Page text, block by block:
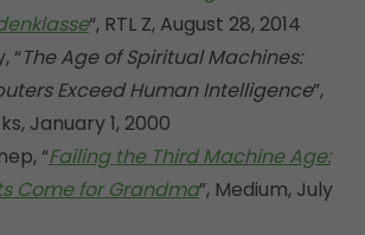
“, RTL Z, August 28, 2014
“The Age of Spiritual Machines:
Exceed Human Intelligence”,
January 1, 2000
“Failing the Third Machine Age:
Come for Grandma”, Medium, July